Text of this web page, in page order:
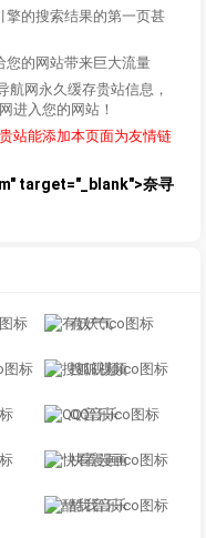
擎的搜索结果的第一页甚
您的网站带来巨大流量
航网永久缓存贵站信息，
进入您的网站！
站能添加本页面为友情链
target="_blank">奈寻
有妖气
搜狐视频
QQ音乐
快看漫画
酷我音乐